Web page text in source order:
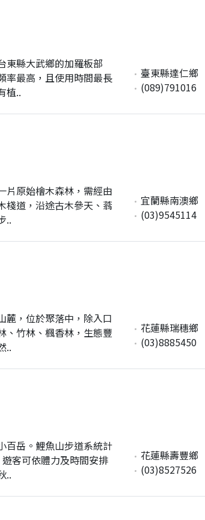
東縣大武鄉的加羅板部
率最高，且使用時間最長
植..
臺東縣達仁鄉
(089)791016
片原始檜木森林，需經由
棧道，沿途古木參天、蓊
..
宜蘭縣南澳鄉
(03)9545114
麓，位於聚落中，除入口
、竹林、楓香林，生態豐
..
花蓮縣瑞穗鄉
(03)8885450
百岳。鯉魚山步道系統計
客可依體力及時間安排
..
花蓮縣壽豐鄉
(03)8527526